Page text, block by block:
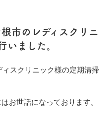
市のレディスクリニ
ました。
スクリニック様の定期清掃
お世話になっております。